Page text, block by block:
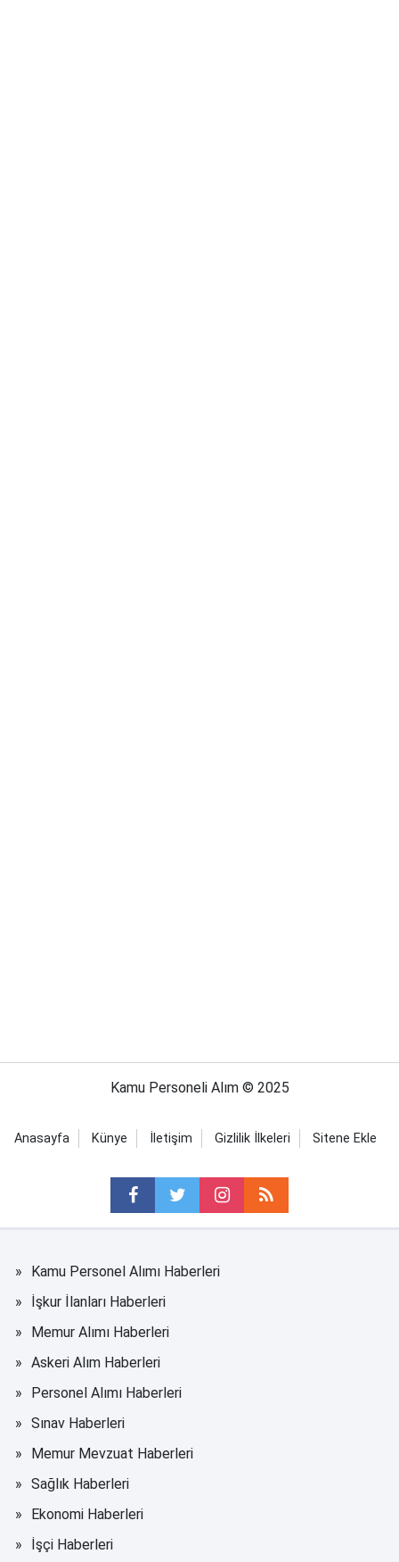
Kamu Personeli Alım © 2025
Anasayfa Künye İletişim Gizlilik İlkeleri Sitene Ekle
Kamu Personel Alımı Haberleri
İşkur İlanları Haberleri
Memur Alımı Haberleri
Askeri Alım Haberleri
Personel Alımı Haberleri
Sınav Haberleri
Memur Mevzuat Haberleri
Sağlık Haberleri
Ekonomi Haberleri
İşçi Haberleri